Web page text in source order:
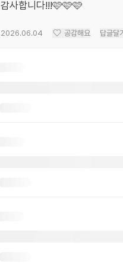
감사합니다!!!🩷🩷🩷
2026.06.04 공감해요 답글달